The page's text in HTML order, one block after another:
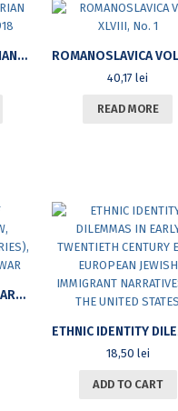
HISTORY OF BULGARIAN LITERATURE. 1878-1918
40,17 lei
READ MORE
UNIVERSITY OF BUCHAREST REVIEW, VOL.XIII (VOL.I NEW SERIES), NO.2, 2011. TALES OF WAR
18,50 lei
ADD TO CART